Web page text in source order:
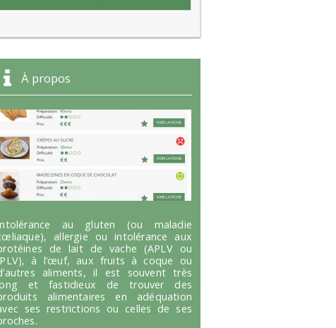
À propos
au gluten (ou maladie
allergie ou intolérance aux
de lait de vache (APLV ou
à l’œuf, aux fruits à coque ou
aliments, il est souvent très
et fastidieux de trouver des
alimentaires en adéquation
ses restrictions ou celles de ses